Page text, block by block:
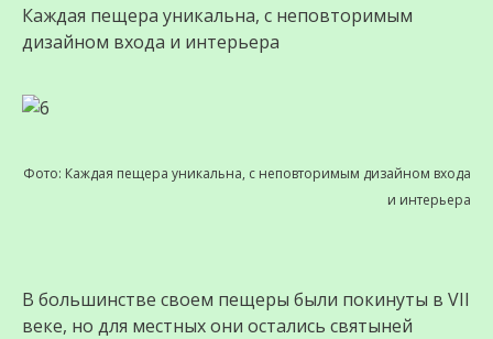
Каждая пещера уникальна, с неповторимым
дизайном входа и интерьера
Фото: Каждая пещера уникальна, с неповторимым дизайном входа
и интерьера
В большинстве своем пещеры были покинуты в VII
веке, но для местных они остались святыней